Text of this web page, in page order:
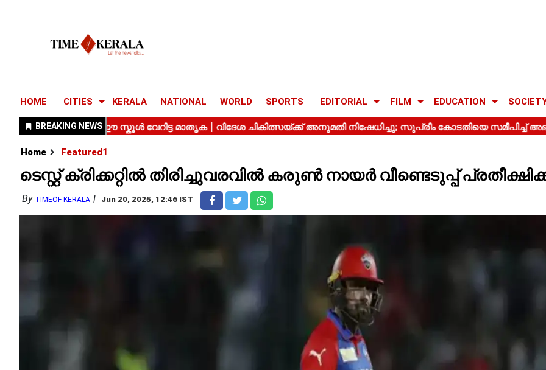
HOME CITIES KERALA NATIONAL WORLD SPORTS EDITORIAL FILM EDUCATION
Home Featured1
ടെസ്റ്റ് ക്രിക്കറ്റിൽ തിരിച്ചുവരവിൽ കരുൺ നായർ വീണ്ടെടുപ്പ്
By TIMEOF KERALA Jun 20, 2025, 12:46 IST